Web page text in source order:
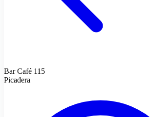
Bar Café 115
Picadera